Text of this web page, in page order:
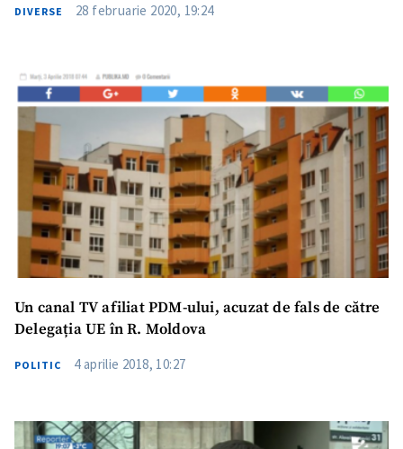
DIVERSE 28 februarie 2020, 19:24
Un canal TV afiliat PDM-ului, acuzat de fals de către
Delegația UE în R. Moldova
POLITIC 4 aprilie 2018, 10:27